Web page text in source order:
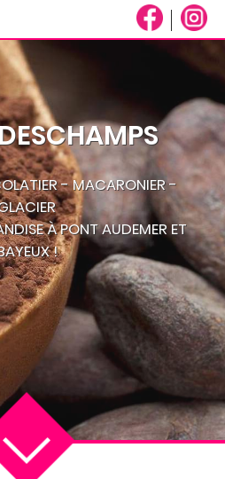
- MACARONIER -
À PONT AUDEMER ET
!